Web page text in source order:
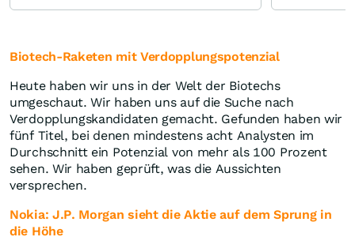
Biotech-Raketen mit Verdopplungspotenzial
Heute haben wir uns in der Welt der Biotechs
umgeschaut. Wir haben uns auf die Suche nach
Verdopplungskandidaten gemacht. Gefunden haben wir
fünf Titel, bei denen mindestens acht Analysten im
Durchschnitt ein Potenzial von mehr als 100 Prozent
sehen. Wir haben geprüft, was die Aussichten
versprechen.
Nokia: J.P. Morgan sieht die Aktie auf dem Sprung in
die Höhe